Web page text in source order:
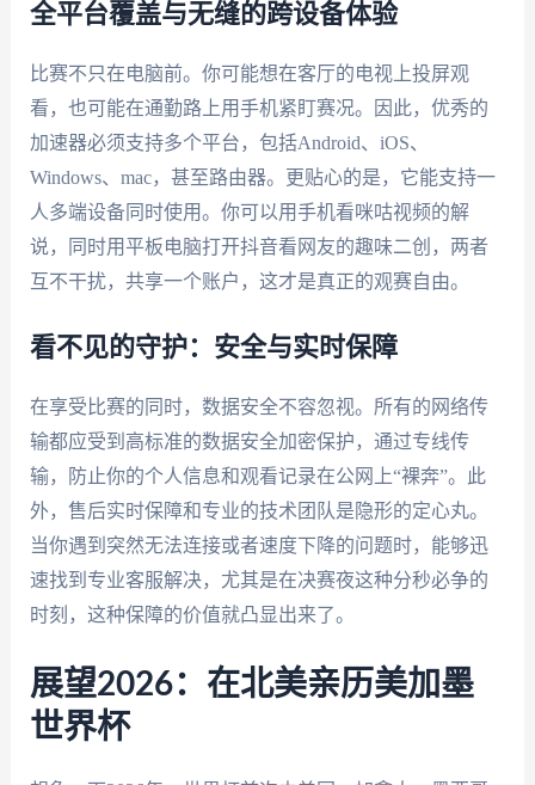
全平台覆盖与无缝的跨设备体验
比赛不只在电脑前。你可能想在客厅的电视上投屏观
看，也可能在通勤路上用手机紧盯赛况。因此，优秀的
加速器必须支持多个平台，包括Android、iOS、
Windows、mac，甚至路由器。更贴心的是，它能支持一
人多端设备同时使用。你可以用手机看咪咕视频的解
说，同时用平板电脑打开抖音看网友的趣味二创，两者
互不干扰，共享一个账户，这才是真正的观赛自由。
看不见的守护：安全与实时保障
在享受比赛的同时，数据安全不容忽视。所有的网络传
输都应受到高标准的数据安全加密保护，通过专线传
输，防止你的个人信息和观看记录在公网上“裸奔”。此
外，售后实时保障和专业的技术团队是隐形的定心丸。
当你遇到突然无法连接或者速度下降的问题时，能够迅
速找到专业客服解决，尤其是在决赛夜这种分秒必争的
时刻，这种保障的价值就凸显出来了。
展望2026：在北美亲历美加墨
世界杯